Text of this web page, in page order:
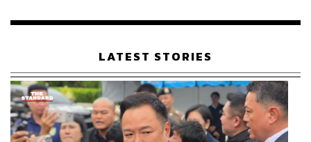
การกุศล หากเป็นรูปแบบสำคัญของความรับผิดชอบต่อสังคม
เชื่อมแน่นทางสังคม
จนในที่สุด งานมรดกวัฒนธรรมต้องเป็นเรื่องหนึ่งในการ
พัฒนาที่ยั่งยืนของเรา การปกป้องทุนทางวัฒนธรรมคือการ
เพิ่มความเข้มแข็งให้แก่สังคม เศรษฐกิจ และคุณภาพชีวิต
เรือนไทยที่ถูกซุกไว้
LATEST STORIES